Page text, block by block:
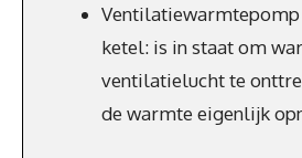
Ventilatiewarmtepomp
ketel: is in staat om
ventilatielucht te
de warmte eigenlijk